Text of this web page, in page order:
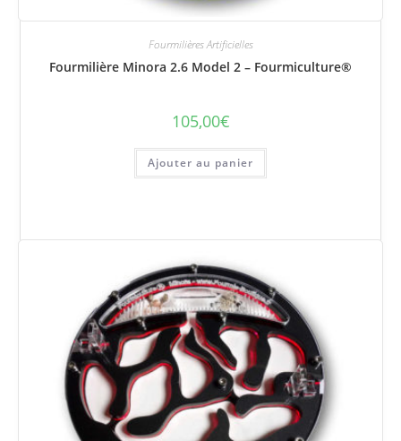
Fourmilières Artificielles
Fourmilière Minora 2.6 Model 2 – Fourmiculture®
105,00€
Ajouter au panier